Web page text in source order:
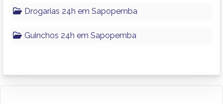
Drogarias 24h em Sapopemba
Guinchos 24h em Sapopemba